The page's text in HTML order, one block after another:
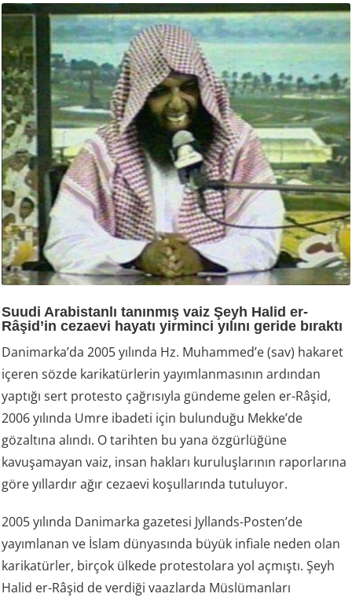
Suudi Arabistanlı tanınmış vaiz Şeyh Halid er-
Râşid’in cezaevi hayatı yirminci yılını geride bıraktı
Danimarka’da 2005 yılında Hz. Muhammed’e (sav) hakaret
içeren sözde karikatürlerin yayımlanmasının ardından
yaptığı sert protesto çağrısıyla gündeme gelen er-Râşid,
2006 yılında Umre ibadeti için bulunduğu Mekke’de
gözaltına alındı. O tarihten bu yana özgürlüğüne
kavuşamayan vaiz, insan hakları kuruluşlarının raporlarına
göre yıllardır ağır cezaevi koşullarında tutuluyor.
2005 yılında Danimarka gazetesi Jyllands-Posten’de
yayımlanan ve İslam dünyasında büyük infiale neden olan
karikatürler, birçok ülkede protestolara yol açmıştı. Şeyh
Halid er-Râşid de verdiği vaazlarda Müslümanları